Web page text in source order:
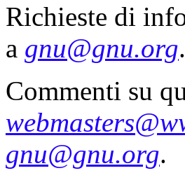
Richieste di
a gnu@gnu.org
Commenti su
gnu@gnu.org.